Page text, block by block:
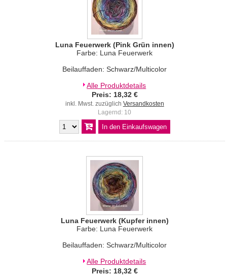
Luna Feuerwerk (Pink Grün innen)
Farbe: Luna Feuerwerk
Beilauffaden: Schwarz/Multicolor
Alle Produktdetails
Preis: 18,32 €
inkl. Mwst. zuzüglich Versandkosten
Lagernd: 10
Luna Feuerwerk (Kupfer innen)
Farbe: Luna Feuerwerk
Beilauffaden: Schwarz/Multicolor
Alle Produktdetails
Preis: 18,32 €